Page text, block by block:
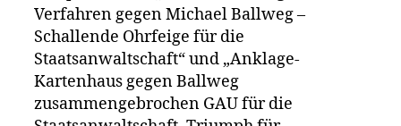
Verfahren gegen Michael Ballweg –
Schallende Ohrfeige für die
Staatsanwaltschaft“ und „Anklage-
Kartenhaus gegen Ballweg
zusammengebrochen GAU für die